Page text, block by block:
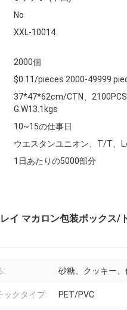
No
XXL-10014
2000個
$0.11/pieces 2000-49999
37*47*62cm/CTN、
G.W13.1kgs
10~15の仕事日
ウエスタンユニオン、T/T、
1日あたりの5000部分
イ マカロン包装ボックス/
: 砂糖、クッキー
ックタイプ: PET/PVC